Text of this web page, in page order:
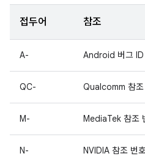
접두어 참조
A- Android 버그 ID
QC- Qualcomm 참
M- MediaTek 참조
N- NVIDIA 참조 번